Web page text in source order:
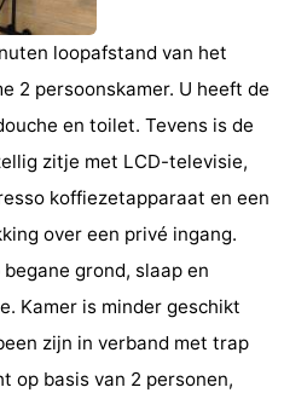
loopafstand van het
2 persoonskamer. U heeft de
en toilet. Tevens is de
zitje met LCD-televisie,
koffiezetapparaat en een
over een privé ingang.
grond, slaap en
Kamer is minder geschikt
zijn in verband met trap
op basis van 2 personen,